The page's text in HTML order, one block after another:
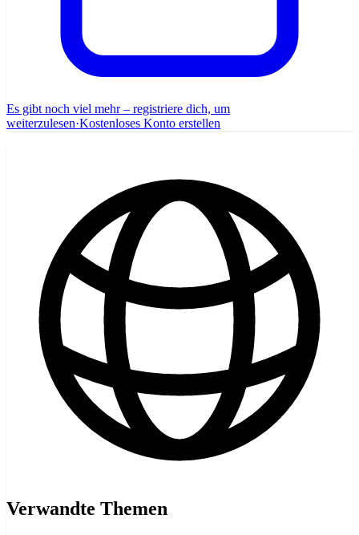
Es gibt noch viel mehr – registriere dich, um
weiterzulesen·Kostenloses Konto erstellen
Verwandte Themen